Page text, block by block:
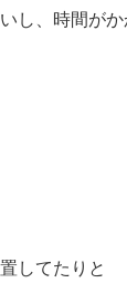
し、時間がか
してたりと